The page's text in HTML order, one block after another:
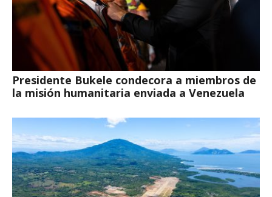
Presidente Bukele condecora a miembros de
la misión humanitaria enviada a Venezuela